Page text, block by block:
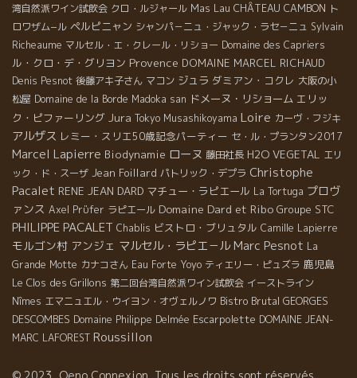
湾自然派ワイン試飲会 クロ・ルジャール Mas Lau CHÂTEAU CAMBON ト
ロワザム−ル ペルピニャン シャンパ－ニュ・ジャック・ラセ－ニュ Sylvain
Richeaume マルセル・エ・クレール・リショー Domaine des Capriers
ル・クロ・デ・グリヨン Provence DOMAINE MARCEL RICHAUD
Denis Pesnot 後藤アキ子さん マコン ジュラ ダミアン・コクレ 大阪の小
松屋 Domaine de la Borde Madoka san ドメーヌ・リショーム エリッ
ク・ピファーリング Jura Tokyo Musashikoyama Loire カーヴ・フジキ
アルザス レミー・スリエ50歳記念パーティー セ・ル・プランタン2017
Marcel Lapierre Biodynamie ローヌ 藤田社長 H2O VEGETAL エリ
ック・ド・スーザ Jean Foillard パトリック・デプラ Christophe
Pacalet RENE JEAN DARD マチュー・ラピエール La Tortuga プロヴ
ァンス Axel Prϋfer ラピエール Domaine Dard et Ribo Groupe STC
PHILIPPE PACALET Chablis ビストロ・ブリュタル Camille Lapierre
モルゴン村 アンジェ マルセル・ラピエ－ル Marc Pesnot La
Grande Motte カナコさん Eau Forte Yoyo ティエリー・ピュズラ 鹿児島
Le Clos des Grillons 第二回台湾自然派ワイン試飲会 イーストライン
Nîmes エマニュエル・ウイヨン・オヴェルノワ Bistro Brutal GEORGES
DESCOMBES Domaine Philippe Delmée Escarpolette DOMAINE JEAN-
MARC LAFOREST Roussillon